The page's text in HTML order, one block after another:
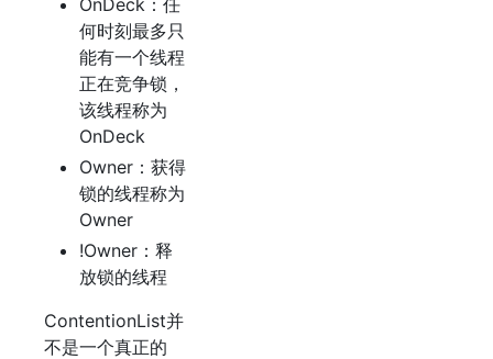
何时刻最多只
能有一个线程
正在竞争锁，
该线程称为
OnDeck
Owner：获得
锁的线程称为
Owner
!Owner：释
放锁的线程
ContentionList并
不是一个真正的